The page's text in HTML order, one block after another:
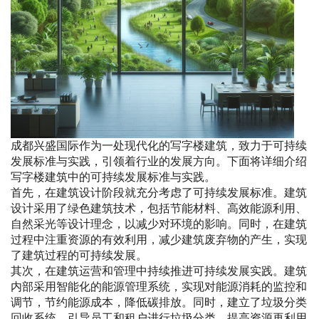
成都兴盛国际作为一处现代化的写字楼建筑，致力于可持续
发展标准与实践，引领着行业的发展方向。下面将详细介绍
写字楼建筑中的可持续发展标准与实践。
首先，在建筑设计阶段就充分考虑了可持续发展标准。建筑
设计采用了绿色建筑技术，包括节能材料、高效能源利用、
自然采光等设计理念，以减少对环境的影响。同时，在建筑
过程中注重资源的有效利用，减少建筑废弃物的产生，实现
了建筑过程的可持续发展。
其次，在建筑运营和管理中持续推进可持续发展实践。建筑
内部采用智能化的能源管理系统，实现对能源消耗的监控和
调节，节约能源成本，降低碳排放。同时，建立了垃圾分类